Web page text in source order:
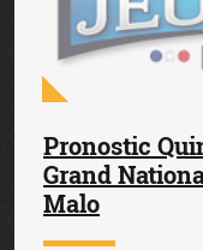
Pronostic
Grand
Malo